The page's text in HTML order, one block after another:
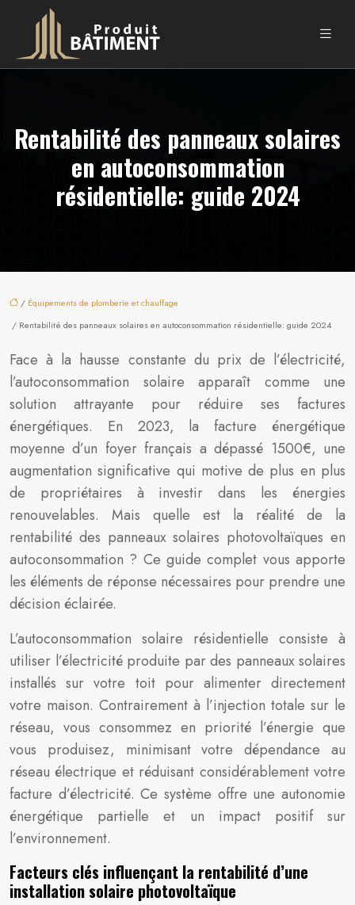
Rentabilité des panneaux solaires
en autoconsommation
résidentielle: guide 2024
/ Équipements de plomberie et chauffage
/ Rentabilité des panneaux solaires en autoconsommation résidentielle: guide 2024
Face à la hausse constante du prix de l’électricité,
l’autoconsommation solaire apparaît comme une
solution attrayante pour réduire ses factures
énergétiques. En 2023, la facture énergétique
moyenne d’un foyer français a dépassé 1500€, une
augmentation significative qui motive de plus en plus
de propriétaires à investir dans les énergies
renouvelables. Mais quelle est la réalité de la
rentabilité des panneaux solaires photovoltaïques en
autoconsommation ? Ce guide complet vous apporte
les éléments de réponse nécessaires pour prendre une
décision éclairée.
L’autoconsommation solaire résidentielle consiste à
utiliser l’électricité produite par des panneaux solaires
installés sur votre toit pour alimenter directement
votre maison. Contrairement à l’injection totale sur le
réseau, vous consommez en priorité l’énergie que
vous produisez, minimisant votre dépendance au
réseau électrique et réduisant considérablement votre
facture d’électricité. Ce système offre une autonomie
énergétique partielle et un impact positif sur
l’environnement.
Facteurs clés influençant la rentabilité d’une
installation solaire photovoltaïque